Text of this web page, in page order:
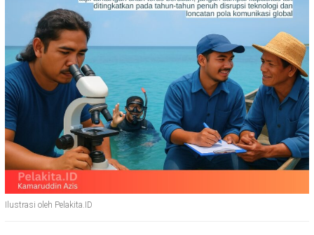
Ilustrasi oleh Pelakita.ID